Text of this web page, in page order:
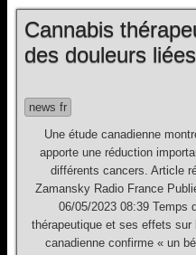
Cannabis
des douleurs
news fr
Une étude canadienne
apporte une réduction
différents cancers. Article
Zamansky Radio France
06/05/2023 08:39 Temps
thérapeutique et ses effets sur
canadienne confirme « un